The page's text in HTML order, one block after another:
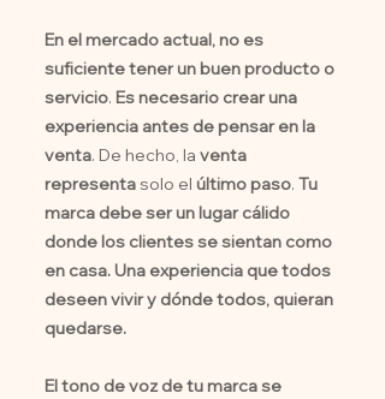
En el mercado actual, no es
suficiente tener un buen producto o
servicio. Es necesario crear una
experiencia antes de pensar en la
venta. De hecho, la venta
representasolo el último paso. Tu
marca debe ser un lugar cálido
donde los clientes se sientan como
en casa. Una experiencia que todos
deseen vivir y dónde todos, quieran
quedarse.
El tono de voz de tu marca se